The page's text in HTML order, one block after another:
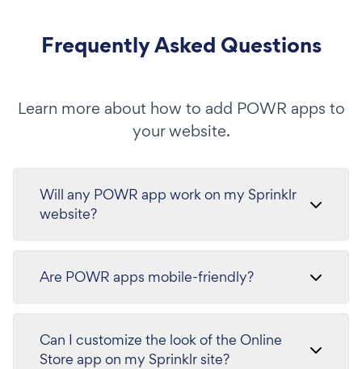
Frequently Asked Questions
Learn more about how to add POWR apps to
your website.
Will any POWR app work on my Sprinklr
website?
Are POWR apps mobile-friendly?
Can I customize the look of the Online
Store app on my Sprinklr site?